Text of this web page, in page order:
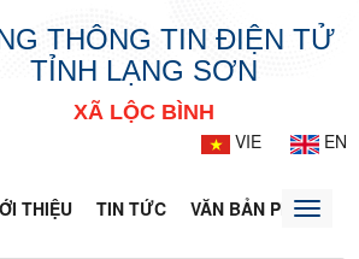
THÔNG TIN ĐIỆN TỬ
TỈNH LẠNG SƠN
XÃ LỘC BÌNH
VIE
EN
THIỆU TIN TỨC VĂN BẢN PHÁPToggle